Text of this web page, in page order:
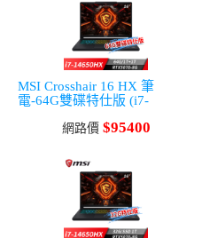
MSI Crosshair 16 HX 筆
電-64G雙碟特仕版 (i7-
0-8G/Win11)
網路價 $95400